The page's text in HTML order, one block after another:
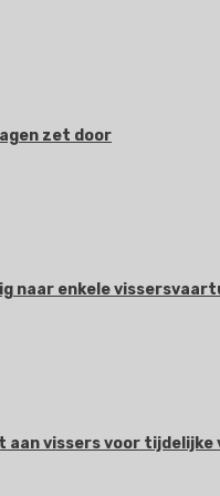
zet door
naar enkele
aan vissers voor